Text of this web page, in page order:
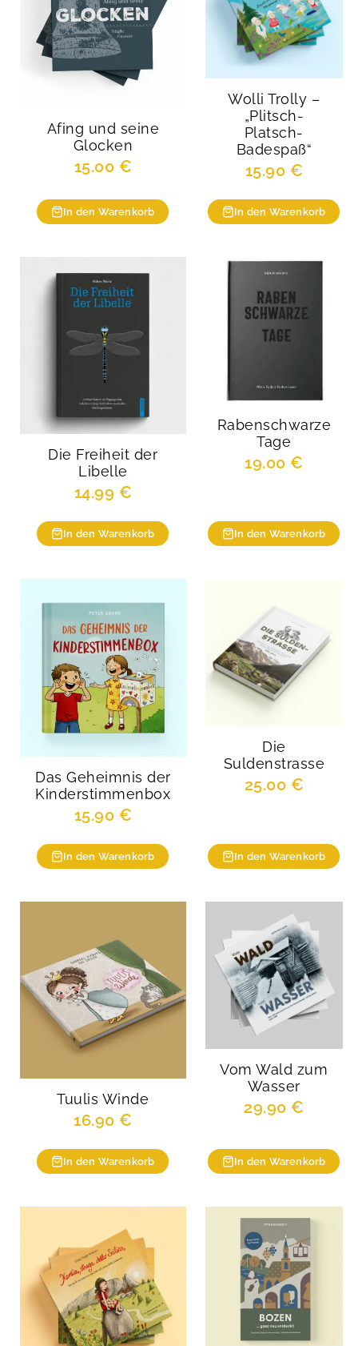
Afing und seine
Glocken
15.00 €
In den Warenkorb
Wolli Trolly –
„Plitsch-
Platsch-
Badespaß“
15.90 €
In den Warenkorb
Die Freiheit der
Libelle
14.99 €
In den Warenkorb
Rabenschwarze
Tage
19.00 €
In den Warenkorb
Das Geheimnis der
Kinderstimmenbox
15.90 €
In den Warenkorb
Die
Suldenstrasse
25.00 €
In den Warenkorb
Tuulis Winde
16.90 €
In den Warenkorb
Vom Wald zum
Wasser
29.90 €
In den Warenkorb